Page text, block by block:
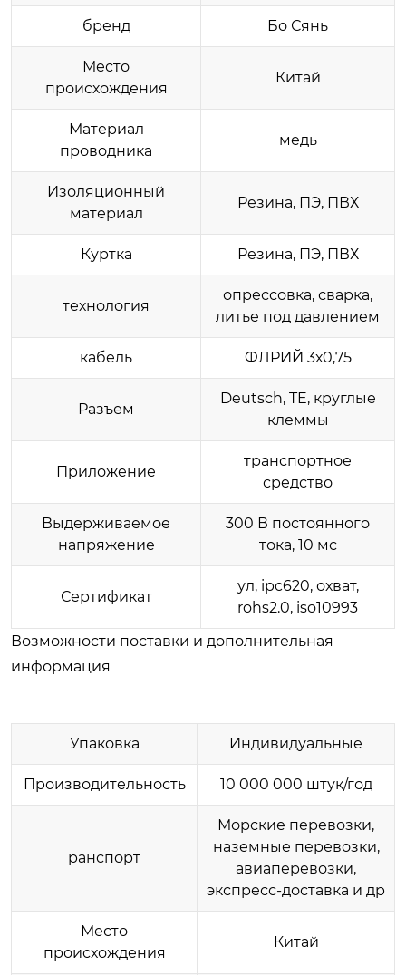
бренд Бо Сянь
Место
происхождения
Китай
Материал
проводника
медь
Изоляционный
материал
Резина, ПЭ, ПВХ
Куртка Резина, ПЭ, ПВХ
технология
опрессовка, сварка,
литье под давлением
кабель ФЛРИЙ 3х0,75
Разъем
Deutsch, TE, круглые
клеммы
Приложение
транспортное
средство
Выдерживаемое
напряжение
300 В постоянного
тока, 10 мс
Сертификат
ул, ipc620, охват,
rohs2.0, iso10993
Возможности поставки и дополнительная
информация
Упаковка Индивидуальные
Производительность 10 000 000 штук/год
ранспорт
Морские перевозки,
наземные перевозки,
авиаперевозки,
экспресс-доставка и др
Место
происхождения
Китай